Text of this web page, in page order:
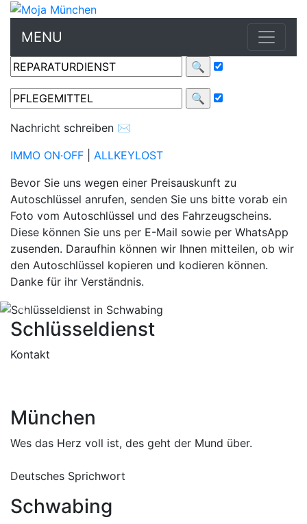
MENU
Nachricht schreiben ✉
IMMO ON·OFF
ALLKEYLOST
Bevor Sie uns wegen einer Preisauskunft zu
Autoschlüssel anrufen, senden Sie uns bitte vorab ein
Foto vom Autoschlüssel und des Fahrzeugscheins.
Diese können Sie uns per E-Mail sowie per WhatsApp
zusenden. Daraufhin können wir Ihnen mitteilen, ob wir
den Autoschlüssel kopieren und kodieren können.
Danke für ihr Verständnis.
SCHLÜSSELANFERTIGUNG & ZUBEHÖR
HAUSSCHLÜSSEL
KONTAKT
Previous
Schlüsseldienst
Kontakt
München
Wes das Herz voll ist, des geht der Mund über.
Deutsches Sprichwort
Schwabing